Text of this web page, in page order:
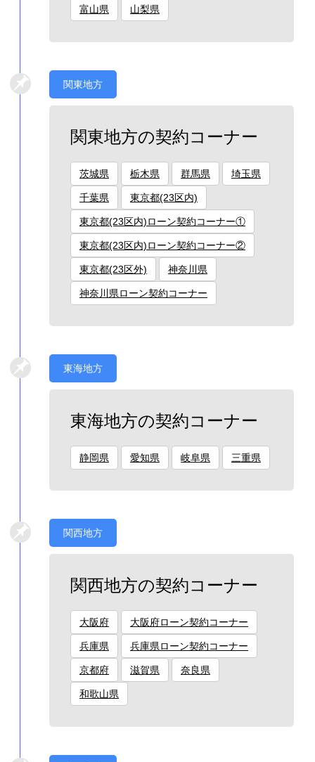
富山県 山梨県
関東地方
関東地方の契約コーナー
茨城県 栃木県 群馬県 埼玉県
千葉県 東京都(23区内)
東京都(23区内)ローン契約コーナー①
東京都(23区内)ローン契約コーナー②
東京都(23区外) 神奈川県
神奈川県ローン契約コーナー
東海地方
東海地方の契約コーナー
静岡県 愛知県 岐阜県 三重県
関西地方
関西地方の契約コーナー
大阪府 大阪府ローン契約コーナー
兵庫県 兵庫県ローン契約コーナー
京都府 滋賀県 奈良県
和歌山県